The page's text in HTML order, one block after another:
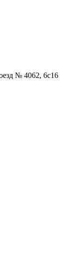
№ 4062, 6с16